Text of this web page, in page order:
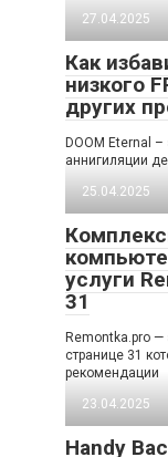
27.04.2025
Как
низкого
других
DOOM Eternal
аннигиляции
25.04.2025
услуги
31
Remontka.pro —
странице 31
рекомендации
23.04.2025
Handy